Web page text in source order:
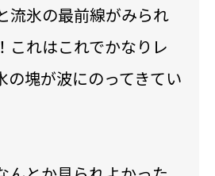
流氷の最前線がみられ
これはこれでかなりレ
の塊が波にのってきてい